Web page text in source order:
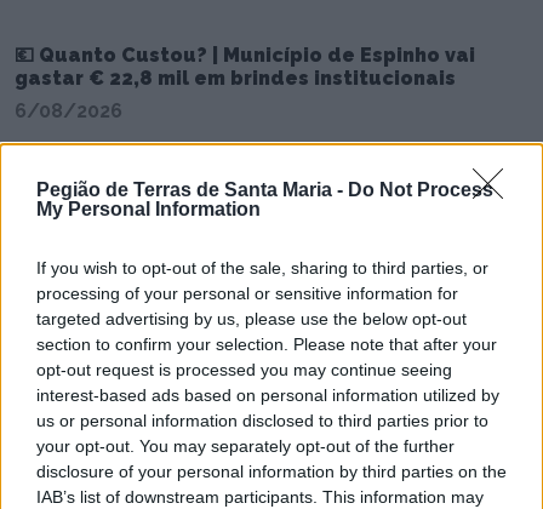
Pegião de Terras de Santa Maria - Do Not Process
My Personal Information
If you wish to opt-out of the sale, sharing to third parties, or
processing of your personal or sensitive information for
targeted advertising by us, please use the below opt-out
section to confirm your selection. Please note that after your
opt-out request is processed you may continue seeing
interest-based ads based on personal information utilized by
us or personal information disclosed to third parties prior to
your opt-out. You may separately opt-out of the further
disclosure of your personal information by third parties on the
IAB’s list of downstream participants. This information may
💶 Quanto Custou? | Município de Espinho vai
gastar € 22,8 mil em brindes institucionais
6/08/2026